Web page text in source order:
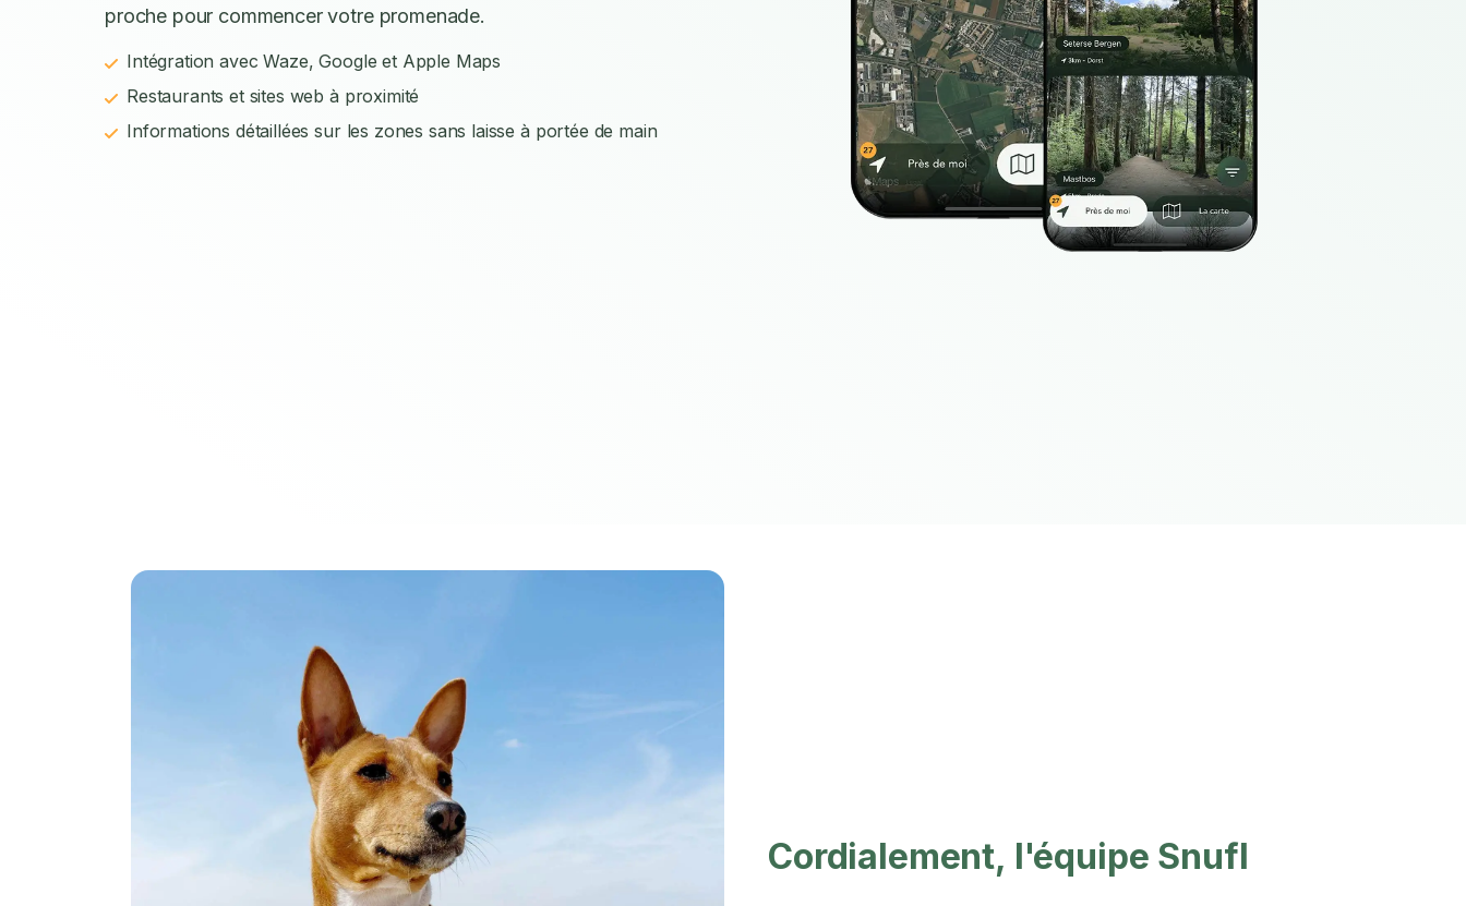
proche pour commencer votre promenade.
Intégration avec Waze, Google et Apple Maps
Restaurants et sites web à proximité
Informations détaillées sur les zones sans laisse à portée de main
Cordialement, l'équipe Snufl